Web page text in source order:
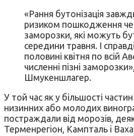
«Рання бутонізація
ризиком пошкодження
заморозки, які можуть
середини травня. І
половині квітня по всій
численні пізні
Шмукеншлагер.
У той час як у більшості
низинних або молодих
постраждали від морозів,
Терменрегіон, Кампталь і